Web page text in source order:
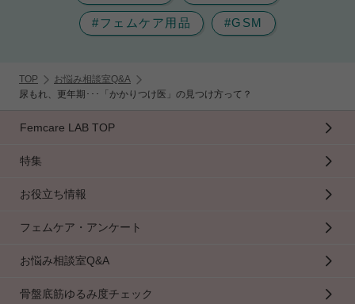
#フェムケア用品 #GSM
TOP
お悩み相談室Q&A
尿もれ、更年期･･･「かかりつけ医」の見つけ方って？
Femcare LAB TOP
特集
お役立ち情報
フェムケア・アンケート
お悩み相談室Q&A
骨盤底筋ゆるみ度チェック